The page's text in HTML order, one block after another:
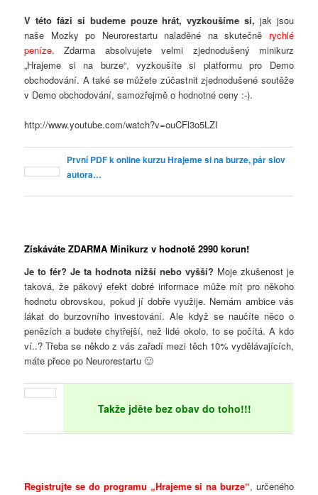
V této fázi si budeme pouze hrát, vyzkoušíme si, jak jsou
naše Mozky po Neurorestartu naladěné na skutečně rychlé
peníze. Zdarma absolvujete velmi zjednodušený minikurz
„Hrajeme si na burze“, vyzkoušíte si platformu pro Demo
obchodování. A také se můžete zúčastnit zjednodušené soutěže
v Demo obchodování, samozřejmě o hodnotné ceny :-).
http://www.youtube.com/watch?v=ouCFl3o5LZI
První PDF k online kurzu Hrajeme si na burze, pár slov
autora…
Získáváte ZDARMA Minikurz v hodnotě 2990 korun!
Je to fér? Je ta hodnota nižší nebo vyšší? Moje zkušenost je
taková, že pákový efekt dobré informace může mít pro někoho
hodnotu obrovskou, pokud jí dobře využije. Nemám ambice vás
lákat do burzovního investování. Ale když se naučíte něco o
penězích a budete chytřejší, než lidé okolo, to se počítá. A kdo
ví..? Třeba se někdo z vás zařadí mezi těch 10% vydělávajících,
máte přece po Neurorestartu 🙂
Takže jděte bez obav do toho!!!
Registrujte se do programu „Hrajeme si na burze“, určeného